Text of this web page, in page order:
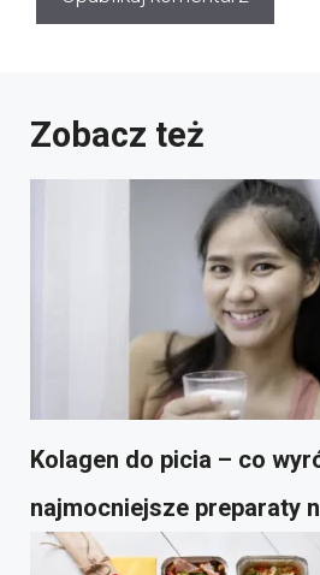
Zobacz też
Kolagen do picia – co
najmocniejsze preparaty